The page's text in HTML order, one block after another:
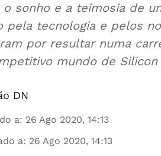
o sonho e a teimosia de
pela tecnologia e pelos
por resultar numa
mundo de Silicon
DN
a: 26 Ago 2020, 14:13
a: 26 Ago 2020, 14:13